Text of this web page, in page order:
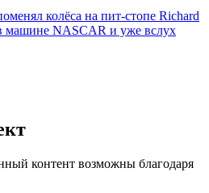
колёса на пит-стопе Richard
машине NASCAR и уже вслух
контент возможны благодаря